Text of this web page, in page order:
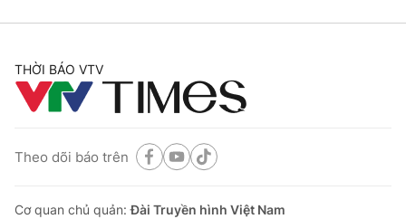
Tổng đài VTV:024.38 355 931 - 024.38 355 932
Ðiện thoại Thời báo VTV:024.66 897 897
Liên hệ quảng cáo: 024-7300.7108
THỜI BÁO VTV
Theo dõi báo trên
Cơ quan chủ quản:Đài Truyền hình Việt Nam